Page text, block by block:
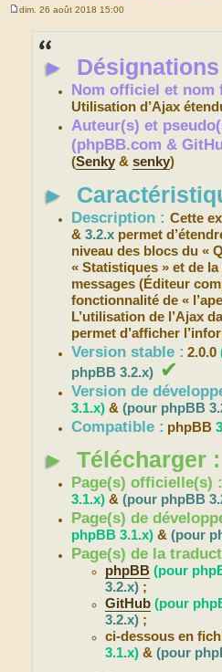
dim. 26 août 2018 15:00
►
Nom officiel et nom
Utilisation d’Ajax
Auteur(s) et
(phpBB.com &
(Senky &senky)
►
Description :Cette
&3.2.x permet
niveau des blocs du «
« Statistiques » et de
messages (Éditeur
fonctionnalité de «
L’utilisation de l’Ajax
permet d’afficher
Version stable : 2.0.0
phpBB 3.2.x) ✔
Version de
3.1.x) &(pour phpBB
Compatible : phpBB
► Télécharger :
Page(s) officielle(s) :
3.1.x) &(pour phpBB
Page(s) de
phpBB 3.1.x) &(pour
Page(s) de la
phpBB (pour
3.2.x) ;
GitHub (pour
3.2.x) ;
ci-dessous en
3.1.x) &(pour